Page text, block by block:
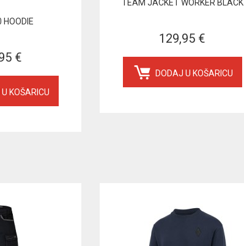
HOODIE
€
KOŠARICU
TEAM JACKET WORKER BLACK
129,95 €
DODAJ U KOŠARICU